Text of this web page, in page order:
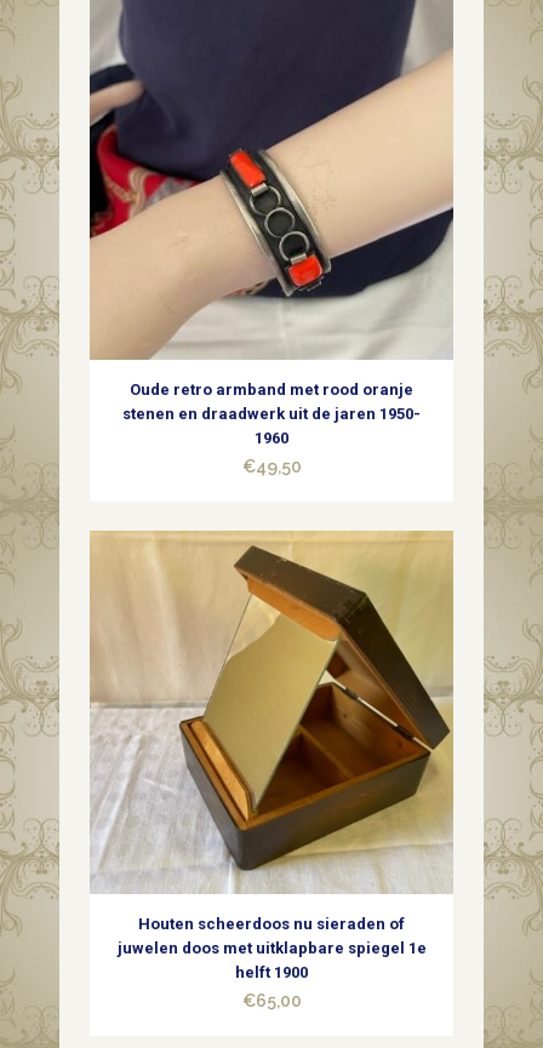
Oude retro armband met rood oranje
stenen en draadwerk uit de jaren 1950-
1960
€49,50
Houten scheerdoos nu sieraden of
juwelen doos met uitklapbare spiegel 1e
helft 1900
€65,00